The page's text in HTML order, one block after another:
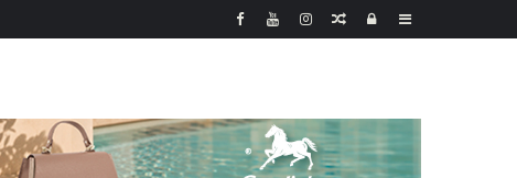
Sidebar
Log
Random